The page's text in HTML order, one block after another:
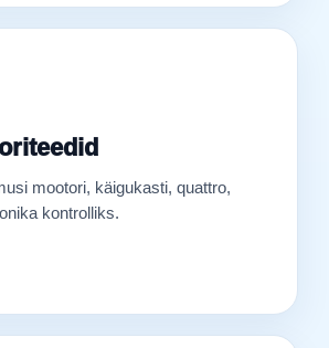
mootori, käigukasti, quattro,
kontrolliks.